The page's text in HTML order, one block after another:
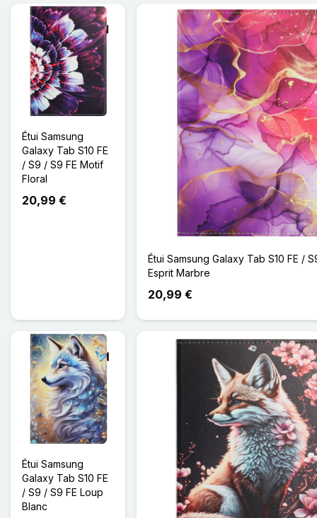
Étui Samsung
Galaxy Tab S10 FE
/ S9 / S9 FE Motif
Floral
20,99 €
Étui Samsung Galaxy Tab S10 FE /
Esprit Marbre
20,99 €
Étui Samsung
Galaxy Tab S10 FE
/ S9 / S9 FE Loup
Blanc